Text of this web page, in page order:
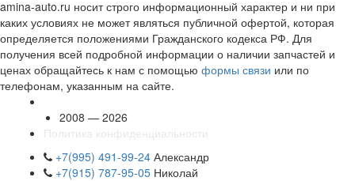
amina-auto.ru носит строго информационный характер и ни при
каких условиях не может являться публичной офертой, которая
определяется положениями Гражданского кодекса РФ. Для
получения всей подробной информации о наличии запчастей и
ценах обращайтесь к нам с помощью формы связи или по
телефонам, указанным на сайте.
2008 — 2026
+7(995) 491-99-24 Александр
+7(915) 787-95-05 Николай